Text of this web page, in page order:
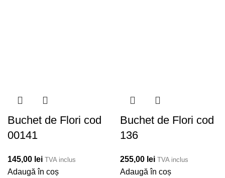
Buchet de Flori cod
00141
145,00 lei TVA inclus
Adaugă în coș
Buchet de Flori cod
136
255,00 lei TVA inclus
Adaugă în coș